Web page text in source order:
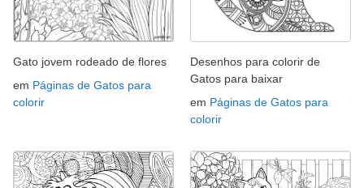
Gato jovem rodeado de flores
em Páginas de Gatos para
colorir
Desenhos para colorir de
Gatos para baixar
em Páginas de Gatos para
colorir